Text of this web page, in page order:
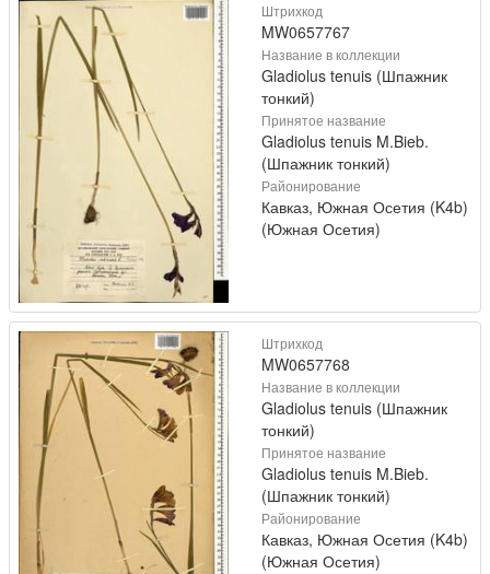
Штрихкод
MW0657767
Название в коллекции
Gladiolus tenuis (Шпажник
тонкий)
Принятое название
Gladiolus tenuis M.Bieb.
(Шпажник тонкий)
Районирование
Кавказ, Южная Осетия (K4b)
(Южная Осетия)
Штрихкод
MW0657768
Название в коллекции
Gladiolus tenuis (Шпажник
тонкий)
Принятое название
Gladiolus tenuis M.Bieb.
(Шпажник тонкий)
Районирование
Кавказ, Южная Осетия (K4b)
(Южная Осетия)